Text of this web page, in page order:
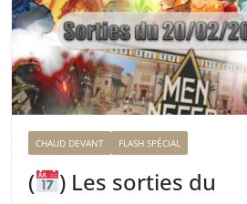
CHAUD DEVANT FLASH SPÉCIAL
(
) Les sorties du